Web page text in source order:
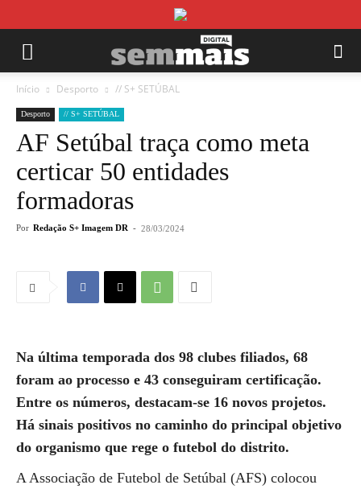
Início Desporto // S+ SETÚBAL
Desporto // S+ SETÚBAL
AF Setúbal traça como meta
certicar 50 entidades
formadoras
Por Redação S+ Imagem DR - 28/03/2024
Na última temporada dos 98 clubes filiados, 68
foram ao processo e 43 conseguiram certificação.
Entre os números, destacam-se 16 novos projetos.
Há sinais positivos no caminho do principal objetivo
do organismo que rege o futebol do distrito.
A Associação de Futebol de Setúbal (AFS) colocou